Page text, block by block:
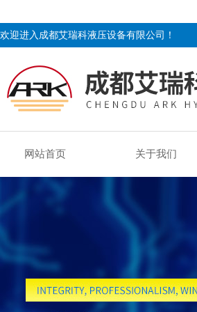
欢迎进入成都艾瑞科液压设备有限公司！
网站首页 关于我们